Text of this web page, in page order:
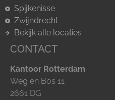
Spijkenisse
Zwijndrecht
Bekijk alle locaties
CONTACT
Kantoor Rotterdam
Weg en Bos 11
2661 DG